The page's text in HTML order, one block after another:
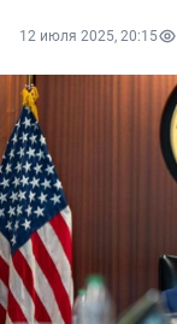
12 июля 2025, 20:15